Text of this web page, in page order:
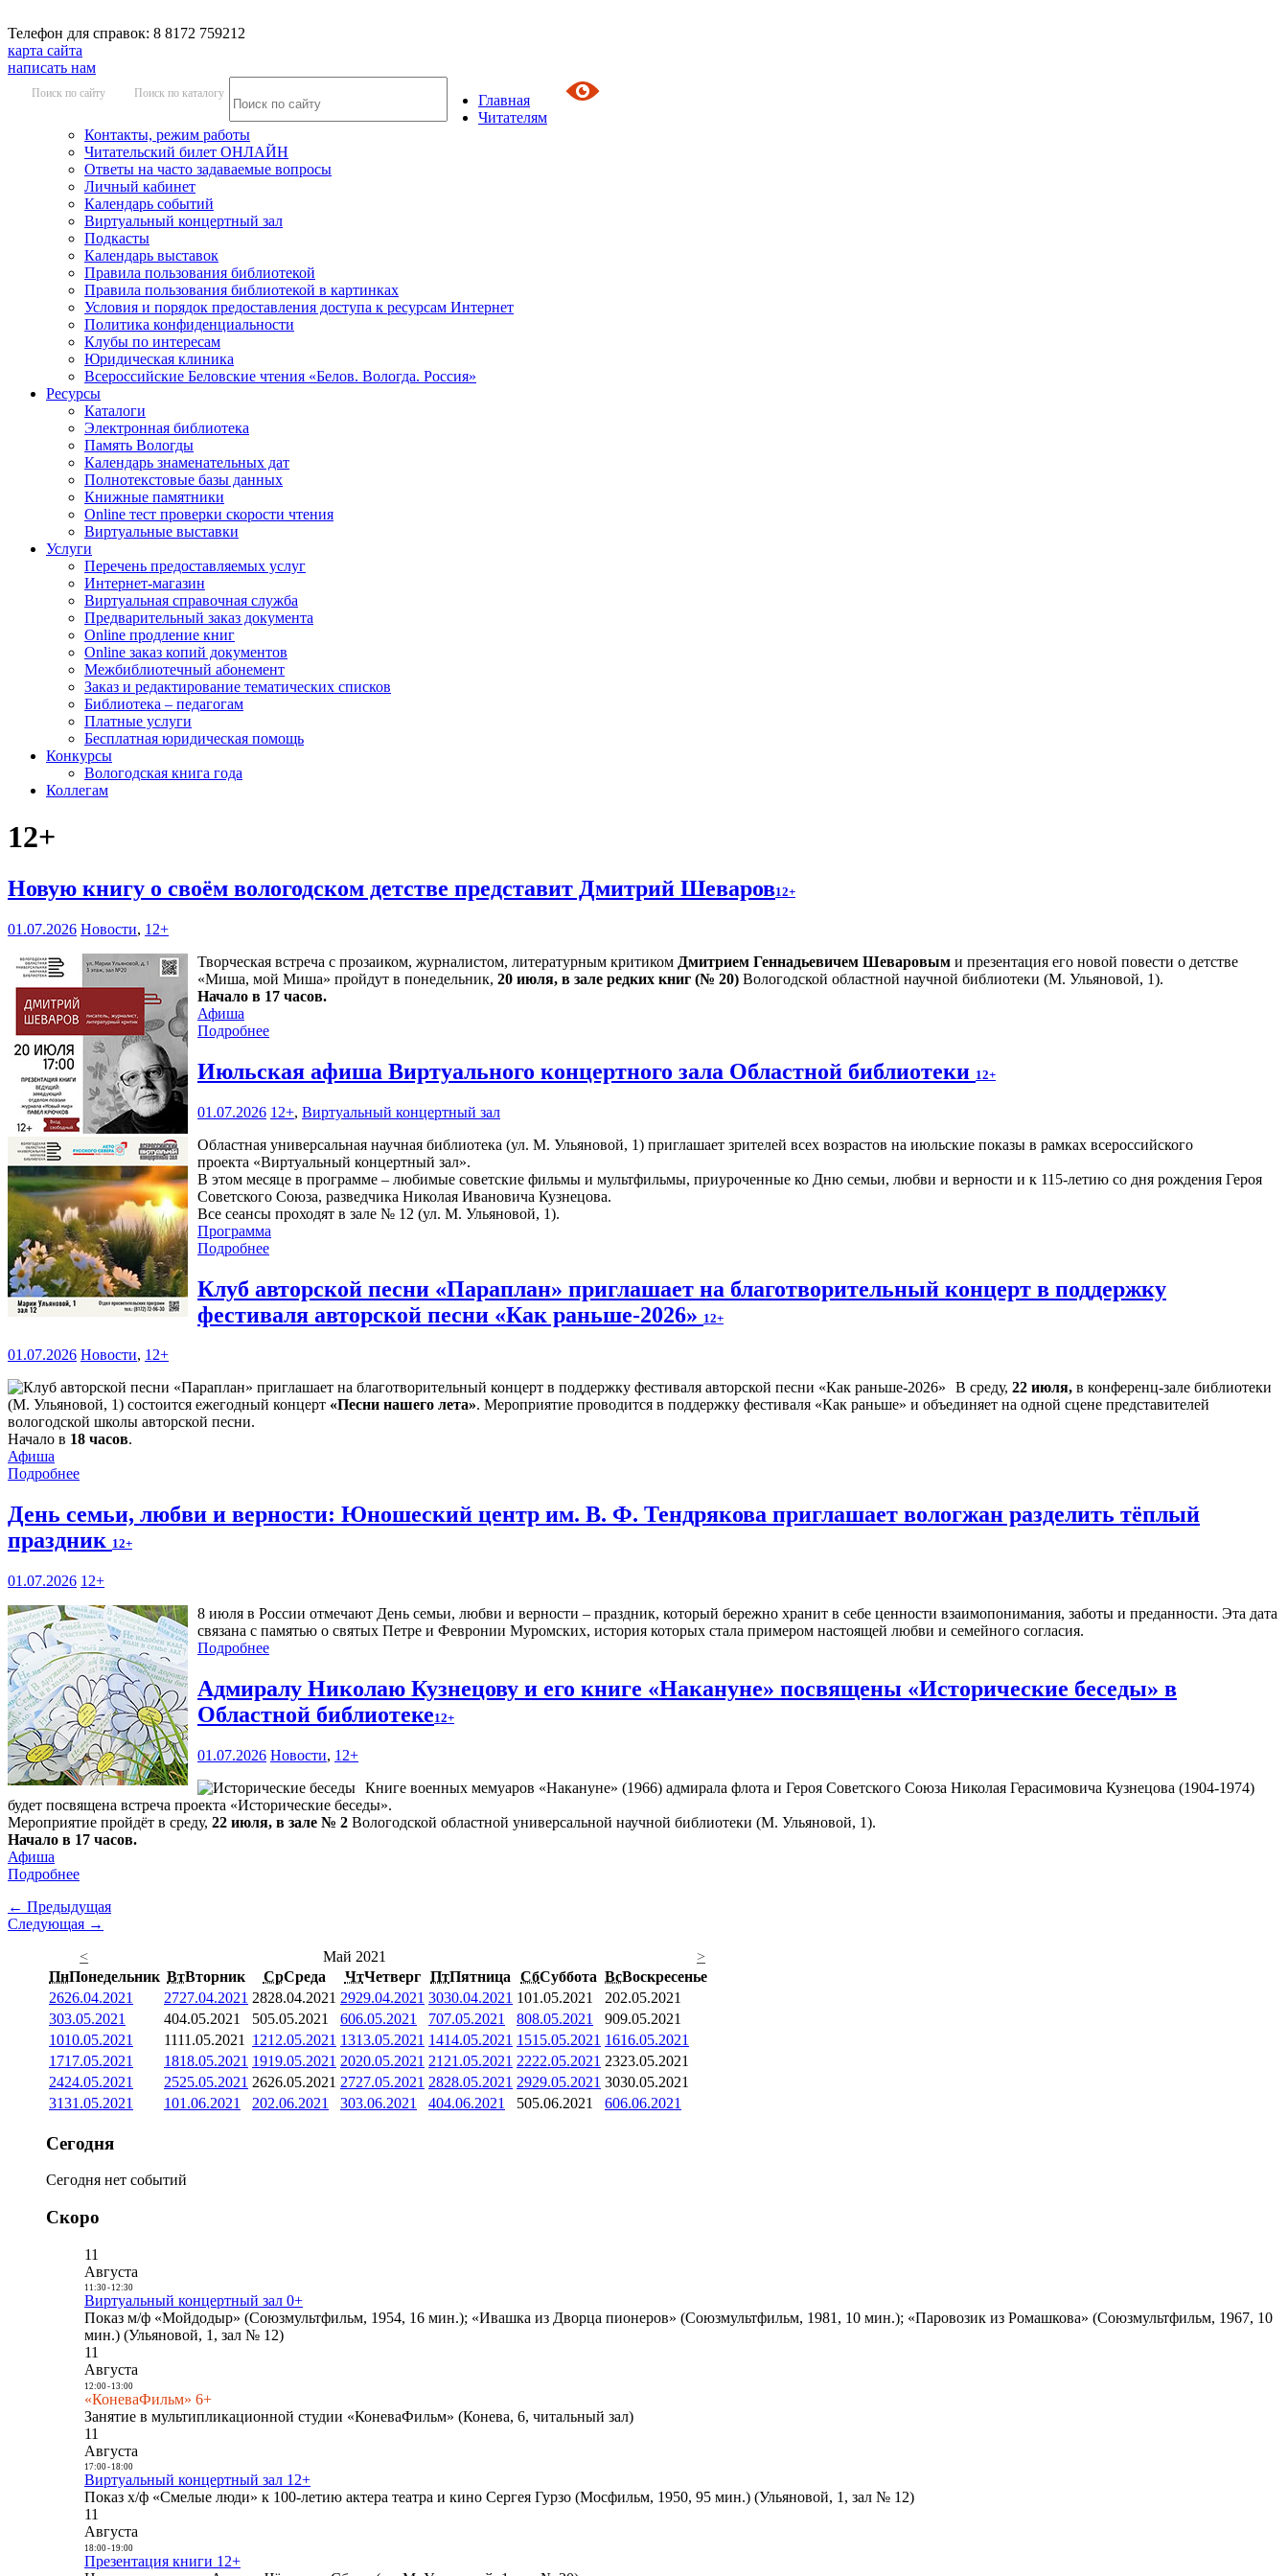
Телефон для справок: 8 8172 759212
карта сайта
написать нам
Поиск по сайту Поиск по каталогу
Главная
Читателям
Контакты, режим работы
Читательский билет ОНЛАЙН
Ответы на часто задаваемые вопросы
Личный кабинет
Календарь событий
Виртуальный концертный зал
Подкасты
Календарь выставок
Правила пользования библиотекой
Правила пользования библиотекой в картинках
Условия и порядок предоставления доступа к ресурсам Интернет
Политика конфиденциальности
Клубы по интересам
Юридическая клиника
Всероссийские Беловские чтения «Белов. Вологда. Россия»
Ресурсы
Каталоги
Электронная библиотека
Память Вологды
Календарь знаменательных дат
Полнотекстовые базы данных
Книжные памятники
Online тест проверки скорости чтения
Виртуальные выставки
Услуги
Перечень предоставляемых услуг
Интернет-магазин
Виртуальная справочная служба
Предварительный заказ документа
Online продление книг
Online заказ копий документов
Межбиблиотечный абонемент
Заказ и редактирование тематических списков
Библиотека – педагогам
Платные услуги
Бесплатная юридическая помощь
Конкурсы
Вологодская книга года
Коллегам
12+
Новую книгу о своём вологодском детстве представит Дмитрий Шеваров12+
01.07.2026 Новости, 12+
Творческая встреча с прозаиком, журналистом, литературным критиком Дмитрием Геннадьевичем Шеваровым и презентация его новой повести о детстве
«Миша, мой Миша» пройдут в понедельник, 20 июля, в зале редких книг (№ 20) Вологодской областной научной библиотеки (М. Ульяновой, 1).
Начало в 17 часов.
Афиша
Подробнее
Июльская афиша Виртуального концертного зала Областной библиотеки 12+
01.07.2026 12+, Виртуальный концертный зал
Областная универсальная научная библиотека (ул. М. Ульяновой, 1) приглашает зрителей всех возрастов на июльские показы в рамках всероссийского
проекта «Виртуальный концертный зал».
В этом месяце в программе – любимые советские фильмы и мультфильмы, приуроченные ко Дню семьи, любви и верности и к 115-летию со дня рождения Героя
Советского Союза, разведчика Николая Ивановича Кузнецова.
Все сеансы проходят в зале № 12 (ул. М. Ульяновой, 1).
Программа
Подробнее
Клуб авторской песни «Параплан» приглашает на благотворительный концерт в поддержку
фестиваля авторской песни «Как раньше-2026» 12+
01.07.2026 Новости, 12+
В среду, 22 июля, в конференц-зале библиотеки
(М. Ульяновой, 1) состоится ежегодный концерт «Песни нашего лета». Мероприятие проводится в поддержку фестиваля «Как раньше» и объединяет на одной сцене представителей
вологодской школы авторской песни.
Начало в 18 часов.
Афиша
Подробнее
День семьи, любви и верности: Юношеский центр им. В. Ф. Тендрякова приглашает вологжан разделить тёплый
праздник 12+
01.07.2026 12+
8 июля в России отмечают День семьи, любви и верности – праздник, который бережно хранит в себе ценности взаимопонимания, заботы и преданности. Эта дата
связана с памятью о святых Петре и Февронии Муромских, история которых стала примером настоящей любви и семейного согласия.
Подробнее
Адмиралу Николаю Кузнецову и его книге «Накануне» посвящены «Исторические беседы» в
Областной библиотеке12+
01.07.2026 Новости, 12+
Книге военных мемуаров «Накануне» (1966) адмирала флота и Героя Советского Союза Николая Герасимовича Кузнецова (1904-1974)
будет посвящена встреча проекта «Исторические беседы».
Мероприятие пройдёт в среду, 22 июля, в зале № 2 Вологодской областной универсальной научной библиотеки (М. Ульяновой, 1).
Начало в 17 часов.
Афиша
Подробнее
← Предыдущая
Следующая →
<
Май 2021
>
ПнПонедельник ВтВторник СрСреда ЧтЧетверг ПтПятница СбСуббота ВсВоскресенье
2626.04.2021 2727.04.2021 2828.04.2021 2929.04.2021 3030.04.2021 101.05.2021 202.05.2021
303.05.2021 404.05.2021 505.05.2021 606.05.2021 707.05.2021 808.05.2021 909.05.2021
1010.05.2021 1111.05.2021 1212.05.2021 1313.05.2021 1414.05.2021 1515.05.2021 1616.05.2021
1717.05.2021 1818.05.2021 1919.05.2021 2020.05.2021 21 21.05.2021 2222.05.2021 2323.05.2021
2424.05.2021 2525.05.2021 2626.05.2021 2727.05.2021 2828.05.2021 2929.05.2021 3030.05.2021
3131.05.2021 101.06.2021 202.06.2021 303.06.2021 404.06.2021 505.06.2021 606.06.2021
Сегодня
Сегодня нет событий
Скоро
11
Августа
11:30- 12:30
Виртуальный концертный зал 0+
Показ м/ф «Мойдодыр» (Союзмультфильм, 1954, 16 мин.); «Ивашка из Дворца пионеров» (Союзмультфильм, 1981, 10 мин.); «Паровозик из Ромашкова» (Союзмультфильм, 1967, 10
мин.) (Ульяновой, 1, зал № 12)
11
Августа
12:00- 13:00
«КоневаФильм» 6+
Занятие в мультипликационной студии «КоневаФильм» (Конева, 6, читальный зал)
11
Августа
17:00- 18:00
Виртуальный концертный зал 12+
Показ х/ф «Смелые люди» к 100-летию актера театра и кино Сергея Гурзо (Мосфильм, 1950, 95 мин.) (Ульяновой, 1, зал № 12)
11
Августа
18:00- 19:00
Презентация книги 12+